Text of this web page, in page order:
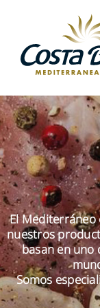
content
CONÓCENOS
PRODUCTOS
EMPLEO
CONTACTO
El Mediterráneo
nuestros
basan en uno
Somos